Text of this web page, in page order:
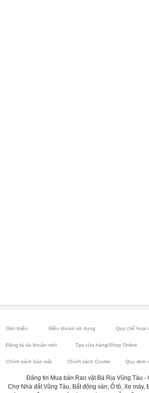
Giới thiệu Điều khoản sử dụng Quy chế hoạt
Đăng ký tài khoản mới Tạo cửa hàng/Shop Online
Chính sách bảo mật Chính sách Cookie Quy định
Đăng tin Mua bán Rao vặt Bà Rịa Vũng Tàu -
Chợ Nhà đất Vũng Tàu, Bất động sản, Ô tô, Xe máy,